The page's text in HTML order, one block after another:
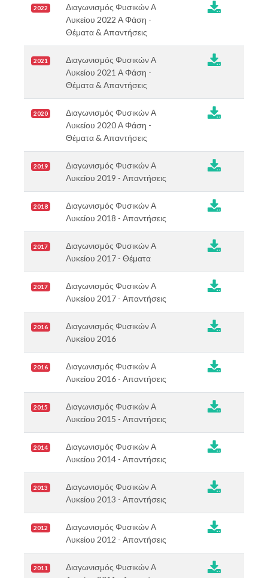
2022
Διαγωνισμός Φυσικών Α
Λυκείου 2022 Α Φάση -
Θέματα & Απαντήσεις

2021
Διαγωνισμός Φυσικών Α
Λυκείου 2021 Α Φάση -
Θέματα & Απαντήσεις

2020
Διαγωνισμός Φυσικών Α
Λυκείου 2020 Α Φάση -
Θέματα & Απαντήσεις

2019
Διαγωνισμός Φυσικών Α
Λυκείου 2019 - Απαντήσεις

2018
Διαγωνισμός Φυσικών Α
Λυκείου 2018 - Απαντήσεις

2017
Διαγωνισμός Φυσικών Α
Λυκείου 2017 - Θέματα

2017
Διαγωνισμός Φυσικών Α
Λυκείου 2017 - Απαντήσεις

2016
Διαγωνισμός Φυσικών Α
Λυκείου 2016

2016
Διαγωνισμός Φυσικών Α
Λυκείου 2016 - Απαντήσεις

2015
Διαγωνισμός Φυσικών Α
Λυκείου 2015 - Απαντήσεις

2014
Διαγωνισμός Φυσικών Α
Λυκείου 2014 - Απαντήσεις

2013
Διαγωνισμός Φυσικών Α
Λυκείου 2013 - Απαντήσεις

2012
Διαγωνισμός Φυσικών Α
Λυκείου 2012 - Απαντήσεις

2011
Διαγωνισμός Φυσικών Α
